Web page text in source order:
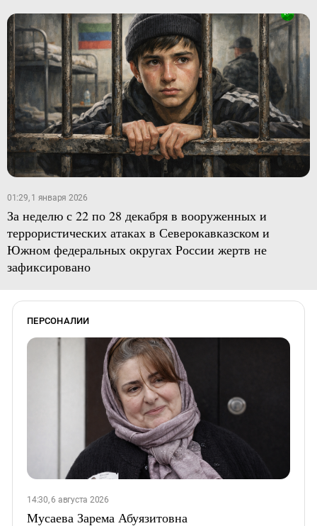
01:29, 1 января 2026
За неделю с 22 по 28 декабря в вооруженных и
террористических атаках в Северокавказском и
Южном федеральных округах России жертв не
зафиксировано
ПЕРСОНАЛИИ
14:30, 6 августа 2026
Мусаева Зарема Абуязитовна